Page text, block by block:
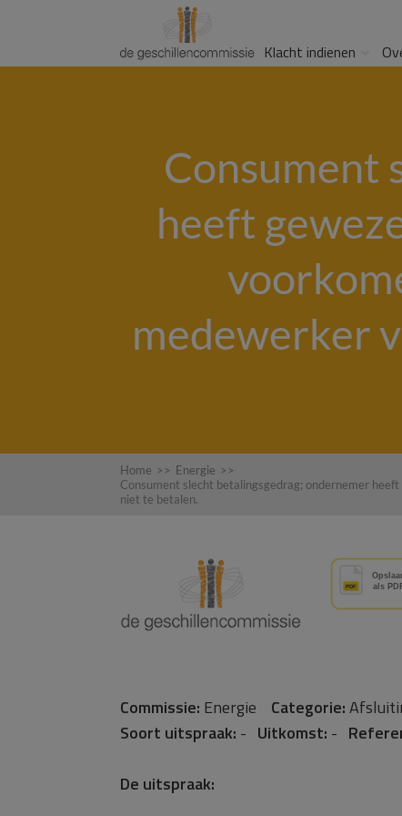
Klacht indienen
Consument
heeft
medewerker
Home >> Energie >>
Consument slecht betalingsgedrag; ondernemer
niet te betalen.
Commissie: Energie Categorie:
Soort uitspraak: - Uitkomst: -
De uitspraak: